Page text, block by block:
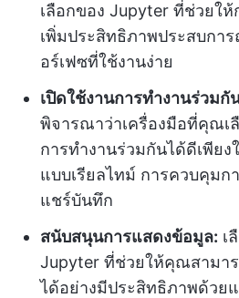
เลือกของ Jupyter ที่ช่วยใ
เพิ่มประสิทธิภาพประสบกา
อร์เฟซที่ใช้งานง่าย
เปิดใช้งานการทำงานร่วมกั
พิจารณาว่าเครื่องมือที่คุณเ
การทำงานร่วมกันได้ดีเพียง
แบบเรียลไทม์ การควบคุมก
แชร์บันทึก
สนับสนุนการแสดงข้อมูล: เ
Jupyter ที่ช่วยให้คุณสามา
ได้อย่างมีประสิทธิภาพด้ว